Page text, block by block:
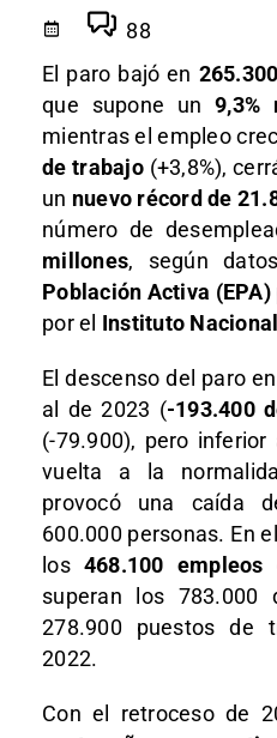
88
El paro bajó en
que supone un9,3%
mientras el empleo
de trabajo(+3,8%),
un nuevo récord de
número de
millones, según
Población Activa (EPA)
por el Instituto
El descenso del paro
al de 2023 (-193.400
(-79.900), pero
vuelta a la
provocó una caída
600.000 personas. En
los 468.100 empleos
superan los
278.900 puestos de
2022.
Con el retroceso de